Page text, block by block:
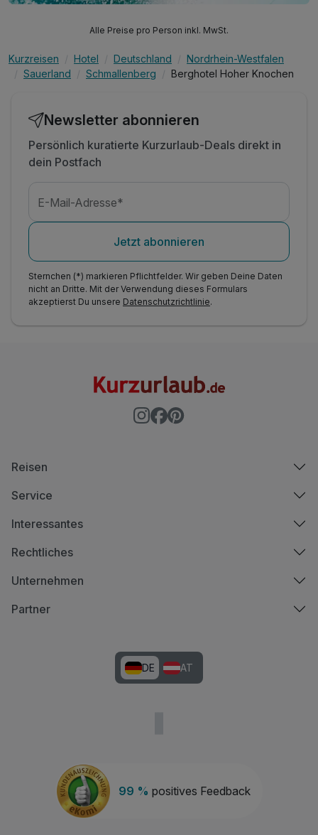
Alle Preise pro Person inkl. MwSt.
Kurzreisen Hotel Deutschland
Nordrhein-Westfalen
Sauerland
Schmallenberg Berghotel Hoher Knochen
Newsletter abonnieren
Persönlich kuratierte Kurzurlaub-Deals direkt in
dein Postfach
E-Mail-Adresse*
Jetzt abonnieren
Sternchen (*) markieren Pflichtfelder. Wir geben Deine Daten
nicht an Dritte. Mit der Verwendung dieses Formulars
akzeptierst Du unsere Datenschutzrichtlinie.
99 % positives Feedback
Reisen
Service
Interessantes
Rechtliches
Unternehmen
Partner
DE AT